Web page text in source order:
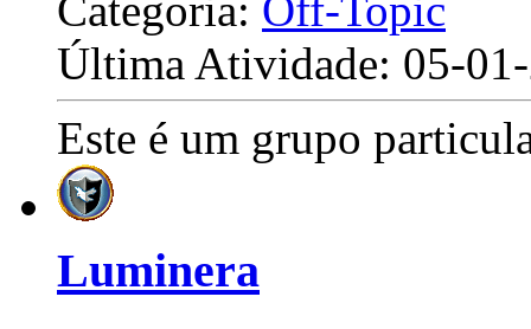
Última Atividade: 05-
Este é um grupo
Luminera